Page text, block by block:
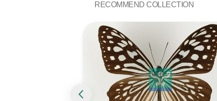
RECOMMEND COLLECTION